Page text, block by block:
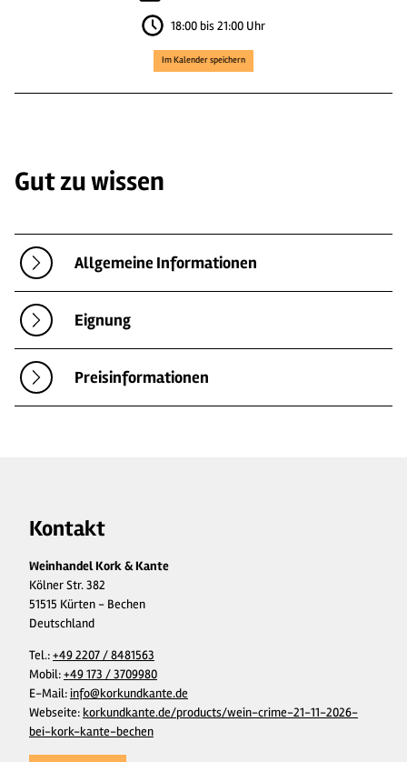
18:00 bis 21:00 Uhr
Im Kalender speichern
Gut zu wissen
Allgemeine Informationen
Eignung
Preisinformationen
Kontakt
Weinhandel Kork & Kante
Kölner Str. 382
51515 Kürten - Bechen
Deutschland
Tel.:+49 2207 / 8481563
Mobil:+49 173 / 3709980
E-Mail:info@korkundkante.de
Webseite: korkundkante.de/products/wein-crime-21-11-2026-
bei-kork-kante-bechen